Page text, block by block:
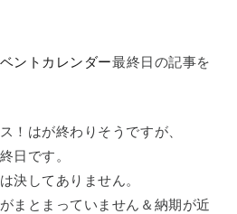
ントカレンダー最終日の記事を
！はが終わりそうですが、
日です。
決してありません。
まとまっていません＆納期が近